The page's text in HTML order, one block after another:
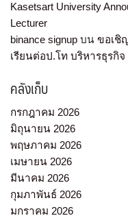
Kasetsart University
Lecturer
binance signup บน ขอเชิ
เรียนต่อป.โท บริหารธุรกิจ
คลังเก็บ
กรกฎาคม 2026
มิถุนายน 2026
พฤษภาคม 2026
เมษายน 2026
มีนาคม 2026
กุมภาพันธ์ 2026
มกราคม 2026